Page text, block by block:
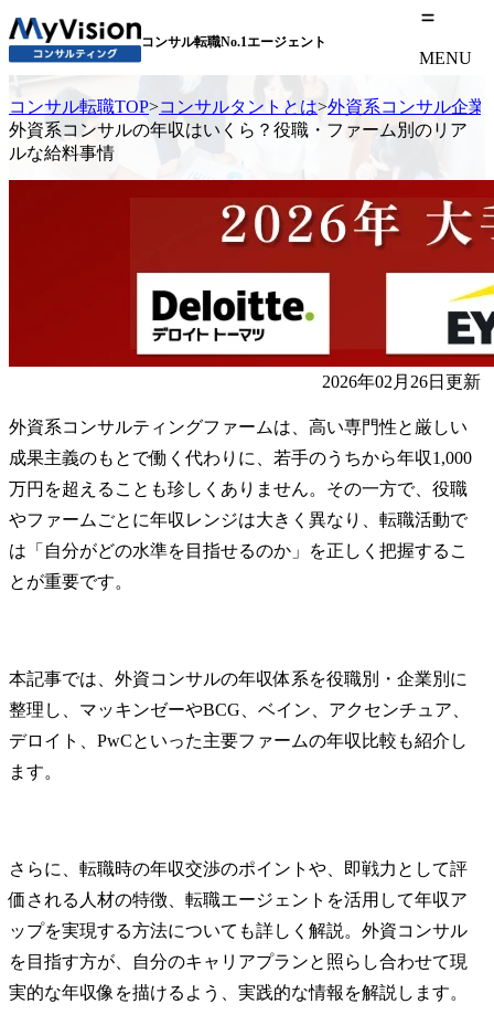
コンサル転職No.1エージェント
MENU
コンサル転職TOP>コンサルタントとは>外資系コンサル企業
外資系コンサルの年収はいくら？役職・ファーム別のリア
ルな給料事情
2026年02月26日更新
外資系コンサルティングファームは、高い専門性と厳しい
成果主義のもとで働く代わりに、若手のうちから年収1,000
万円を超えることも珍しくありません。その一方で、役職
やファームごとに年収レンジは大きく異なり、転職活動で
は「自分がどの水準を目指せるのか」を正しく把握するこ
とが重要です。
本記事では、外資コンサルの年収体系を役職別・企業別に
整理し、マッキンゼーやBCG、ベイン、アクセンチュア、
デロイト、PwCといった主要ファームの年収比較も紹介し
ます。
さらに、転職時の年収交渉のポイントや、即戦力として評
価される人材の特徴、転職エージェントを活用して年収ア
ップを実現する方法についても詳しく解説。外資コンサル
を目指す方が、自分のキャリアプランと照らし合わせて現
実的な年収像を描けるよう、実践的な情報を解説します。